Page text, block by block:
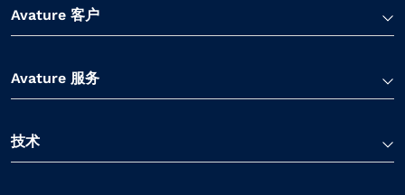
Avature 客户
Avature 服务
技术